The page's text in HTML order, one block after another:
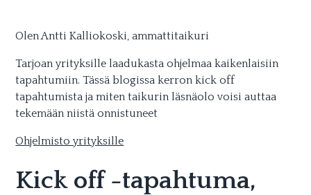
Olen Antti Kalliokoski, ammattitaikuri
Tarjoan yrityksille laadukasta ohjelmaa kaikenlaisiin
tapahtumiin. Tässä blogissa kerron kick off
tapahtumista ja miten taikurin läsnäolo voisi auttaa
tekemään niistä onnistuneet
Ohjelmisto yrityksille
Kick off -tapahtuma,